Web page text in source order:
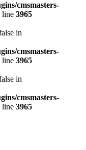
cmsmasters-
line 3965
in
cmsmasters-
line 3965
in
cmsmasters-
line 3965